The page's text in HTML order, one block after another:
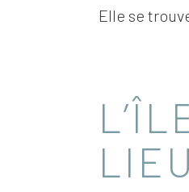
Elle se